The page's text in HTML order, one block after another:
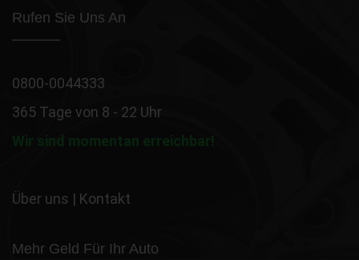
Rufen Sie Uns An
0800-0044333
365 Tage von 8 - 22 Uhr
Wir sind momentan erreichbar!
Über uns | Kontakt
Mehr Geld Für Ihr Auto